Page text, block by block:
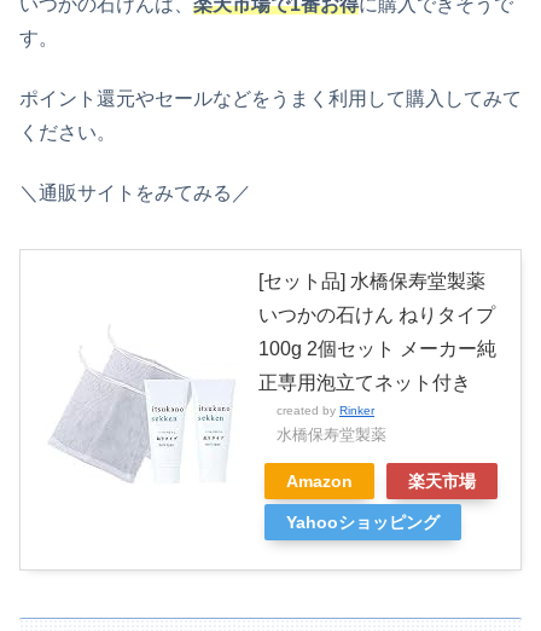
す。
ポイント還元やセールなどをうまく利用して購入してみて
ください。
＼通販サイトをみてみる／
[セット品] 水橋保寿堂製薬
いつかの石けん ねりタイプ
100g 2個セット メーカー純
正専用泡立てネット付き
created by Rinker
水橋保寿堂製薬
Amazon 楽天市場
Yahooショッピング